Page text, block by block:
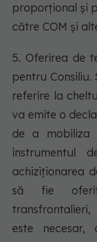
proporțional și
către COM și
5. Oferirea de
pentru
referire la
va emite o
de a mobiliza
instrumentul
achiziționarea
să fie
este